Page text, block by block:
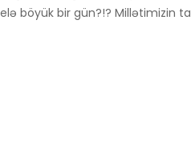
böyük bir gün?!? Millətimizin